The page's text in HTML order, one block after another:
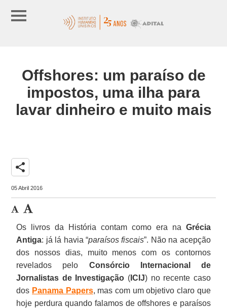
Offshores: um paraíso de
impostos, uma ilha para
lavar dinheiro e muito mais
share
05 Abril 2016
Os livros da História contam como era na Grécia
Antiga: já lá havia “paraísos fiscais”. Não na acepção
dos nossos dias, muito menos com os contornos
revelados pelo Consórcio Internacional de
Jornalistas de Investigação ( ICIJ) no recente caso
dos Panama Papers, mas com um objetivo claro que
hoje perdura quando falamos de offshores e paraísos